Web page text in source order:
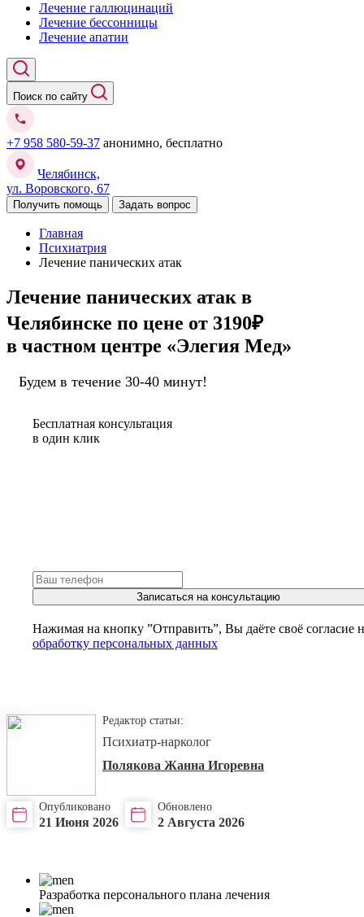
Лечение галлюцинаций
Лечение бессонницы
Лечение апатии
Поиск по сайту
+7 958 580-59-37 анонимно, бесплатно
Челябинск,
ул. Воровского, 67
Получить помощь Задать вопрос
Главная
Психиатрия
Лечение панических атак
Лечение панических атак в
Челябинске по цене от 3190₽
в частном центре «Элегия Мед»
Будем в течение 30-40 минут!
Бесплатная консультация
в один клик
Записаться на консультацию
Нажимая на кнопку ”Отправить”, Вы даёте своё согласие
обработку персональных данных
Редактор статьи:
Психиатр-нарколог
Полякова Жанна Игоревна
Опубликовано
21 Июня 2026
Обновлено
2 Августа 2026
Разработка персонального плана лечения